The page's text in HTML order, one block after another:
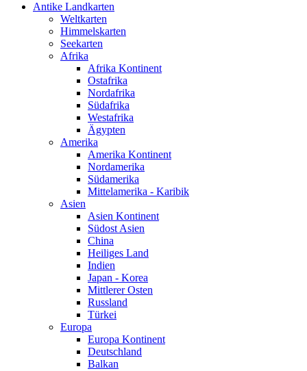
Antike Landkarten
Weltkarten
Himmelskarten
Seekarten
Afrika
Afrika Kontinent
Ostafrika
Nordafrika
Südafrika
Westafrika
Ägypten
Amerika
Amerika Kontinent
Nordamerika
Südamerika
Mittelamerika - Karibik
Asien
Asien Kontinent
Südost Asien
China
Heiliges Land
Indien
Japan - Korea
Mittlerer Osten
Russland
Türkei
Europa
Europa Kontinent
Deutschland
Balkan